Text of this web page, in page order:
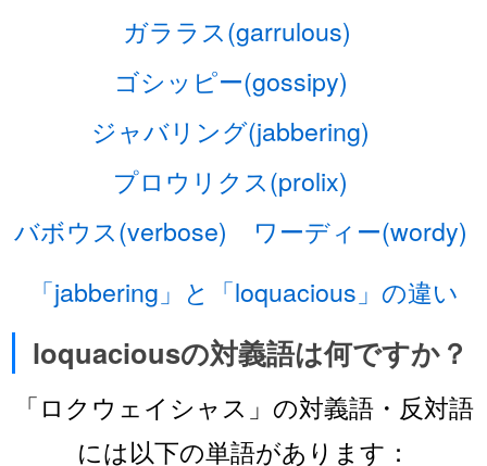
ガララス(garrulous)
ゴシッピー(gossipy)
ジャバリング(jabbering)
プロウリクス(prolix)
バボウス(verbose)
ワーディー(wordy)
「jabbering」と「loquacious」の違い
loquaciousの対義語は何ですか？
「ロクウェイシャス」の対義語・反対語
には以下の単語があります：